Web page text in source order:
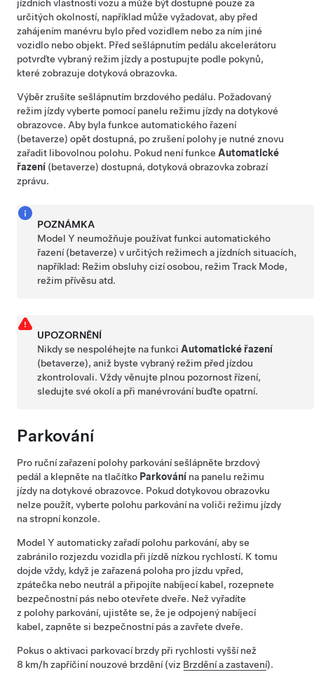
jízdních vlastností vozu a může být dostupné pouze za
určitých okolností, například může vyžadovat, aby před
zahájením manévru bylo před vozidlem nebo za ním jiné
vozidlo nebo objekt. Před sešlápnutím pedálu akcelerátoru
potvrďte vybraný režim jízdy a postupujte podle pokynů,
které zobrazuje dotyková obrazovka.
Výběr zrušíte sešlápnutím brzdového pedálu. Požadovaný
režim jízdy vyberte pomocí panelu režimu jízdy na dotykové
obrazovce. Aby byla funkce automatického řazení
(betaverze) opět dostupná, po zrušení polohy je nutné znovu
zařadit libovolnou polohu. Pokud není funkce Automatické
řazení (betaverze) dostupná, dotyková obrazovkazobrazí
zprávu.
POZNÁMKA
Model Y neumožňuje používat funkci automatického
řazení (betaverze) v určitých režimech a jízdních situacích,
například: Režim obsluhy cizí osobou, režim Track Mode,
režim přívěsu atd.
UPOZORNĚNÍ
Nikdy se nespoléhejte na funkci Automatické řazení
(betaverze), aniž byste vybraný režim před jízdou
zkontrolovali. Vždy věnujte plnou pozornost řízení,
sledujte své okolí a při manévrování buďte opatrní.
Parkování
Pro ruční zařazení polohy parkování sešlápněte brzdový
pedál a klepněte na tlačítko Parkování na panelu režimu
jízdy na dotykové obrazovce. Pokud dotykovou obrazovku
nelze použít, vyberte polohu parkování na voliči režimu jízdy
nastropní konzole.
Model Y automaticky zařadí polohu parkování, aby se
zabránilo rozjezdu vozidla při jízdě nízkou rychlostí. K tomu
dojde vždy, když je zařazená poloha pro jízdu vpřed,
zpátečka nebo neutrál a připojíte nabíjecí kabel, rozepnete
bezpečnostní pás nebo otevřete dveře. Než vyřadíte
z polohy parkování, ujistěte se, že je odpojený nabíjecí
kabel, zapněte si bezpečnostní pás a zavřete dveře.
Pokus o aktivaci parkovací brzdy při rychlosti vyšší než
8 km/h zapříčiní nouzové brzdění (viz Brzdění a zastavení).